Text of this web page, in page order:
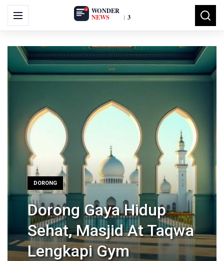
Menu
Search
for:
DORONG
Dorong Gaya Hidup
Sehat, Masjid At Taqwa
Lengkapi Gym